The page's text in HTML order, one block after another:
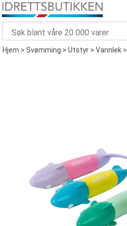
Hjem>Svømming>Utstyr>Vannlek>